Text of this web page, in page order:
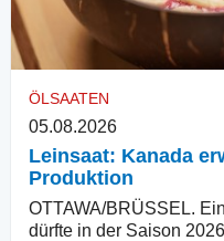
ÖLSAATEN
05.08.2026
Leinsaat: Kanada
Produktion
OTTAWA/BRÜSSEL.
dürfte in der Saison